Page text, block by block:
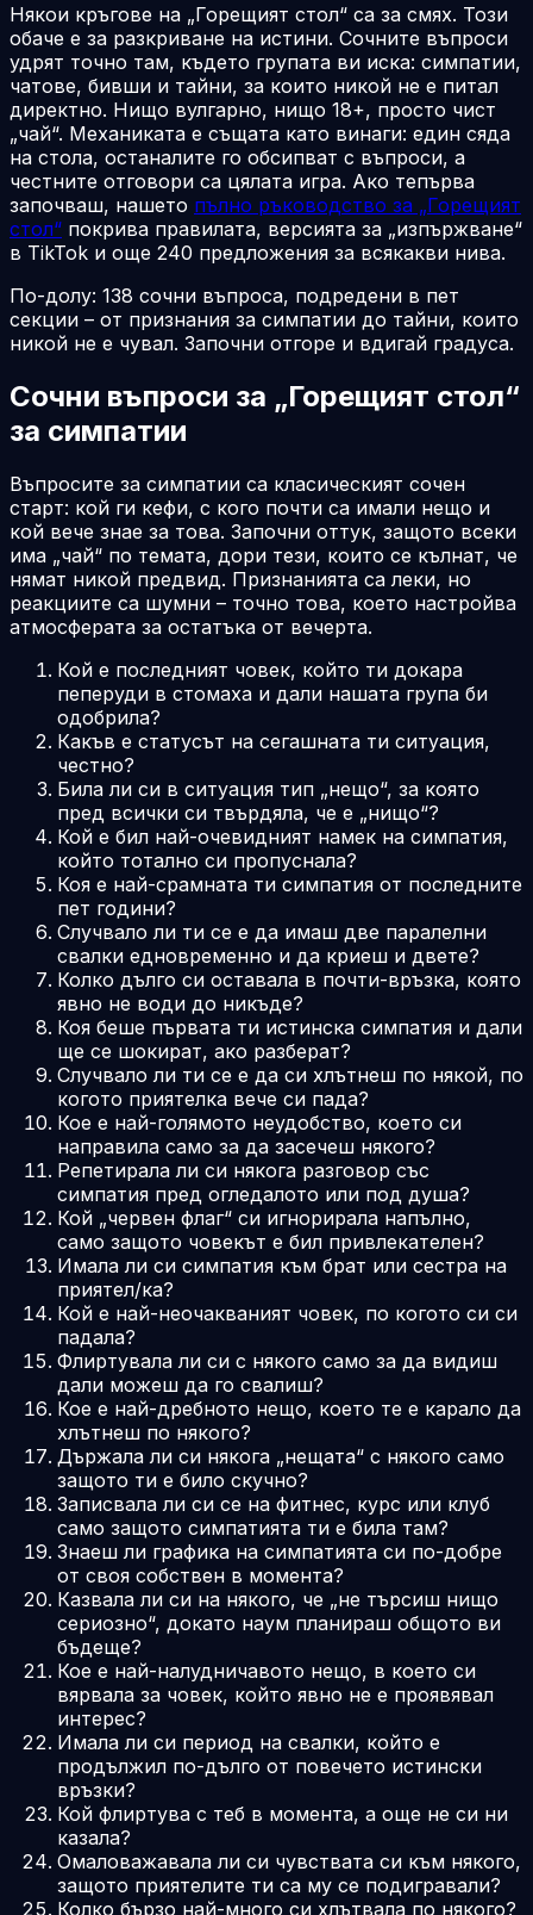
Някои кръгове на „Горещият стол“ са за смях. Този
обаче е за разкриване на истини. Сочните въпроси
удрят точно там, където групата ви иска: симпатии,
чатове, бивши и тайни, за които никой не е питал
директно. Нищо вулгарно, нищо 18+, просто чист
„чай“. Механиката е същата като винаги: един сяда
на стола, останалите го обсипват с въпроси, а
честните отговори са цялата игра. Ако тепърва
започваш, нашето пълно ръководство за „Горещият
стол“ покрива правилата, версията за „изпържване“
в TikTok и още 240 предложения за всякакви нива.
По-долу: 138 сочни въпроса, подредени в пет
секции – от признания за симпатии до тайни, които
никой не е чувал. Започни отгоре и вдигай градуса.
Сочни въпроси за „Горещият стол“
за симпатии
Въпросите за симпатии са класическият сочен
старт: кой ги кефи, с кого почти са имали нещо и
кой вече знае за това. Започни оттук, защото всеки
има „чай“ по темата, дори тези, които се кълнат, че
нямат никой предвид. Признанията са леки, но
реакциите са шумни – точно това, което настройва
атмосферата за остатъка от вечерта.
Кой е последният човек, който ти докара
пеперуди в стомаха и дали нашата група би
одобрила?
Какъв е статусът на сегашната ти ситуация,
честно?
Била ли си в ситуация тип „нещо“, за която
пред всички си твърдяла, че е „нищо“?
Кой е бил най-очевидният намек на симпатия,
който тотално си пропуснала?
Коя е най-срамната ти симпатия от последните
пет години?
Случвало ли ти се е да имаш две паралелни
свалки едновременно и да криеш и двете?
Колко дълго си оставала в почти-връзка, която
явно не води до никъде?
Коя беше първата ти истинска симпатия и дали
ще се шокират, ако разберат?
Случвало ли ти се е да си хлътнеш по някой, по
когото приятелка вече си пада?
Кое е най-голямото неудобство, което си
направила само за да засечеш някого?
Репетирала ли си някога разговор със
симпатия пред огледалото или под душа?
Кой „червен флаг“ си игнорирала напълно,
само защото човекът е бил привлекателен?
Имала ли си симпатия към брат или сестра на
приятел/ка?
Кой е най-неочакваният човек, по когото си си
падала?
Флиртувала ли си с някого само за да видиш
дали можеш да го свалиш?
Кое е най-дребното нещо, което те е карало да
хлътнеш по някого?
Държала ли си някога „нещата“ с някого само
защото ти е било скучно?
Записвала ли си се на фитнес, курс или клуб
само защото симпатията ти е била там?
Знаеш ли графика на симпатията си по-добре
от своя собствен в момента?
Казвала ли си на някого, че „не търсиш нищо
сериозно“, докато наум планираш общото ви
бъдеще?
Кое е най-налудничавото нещо, в което си
вярвала за човек, който явно не е проявявал
интерес?
Имала ли си период на свалки, който е
продължил по-дълго от повечето истински
връзки?
Кой флиртува с теб в момента, а още не си ни
казала?
Омаловажавала ли си чувствата си към някого,
защото приятелите ти са му се подигравали?
Колко бързо най-много си хлътвала по някого?